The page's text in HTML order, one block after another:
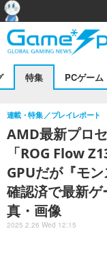
特集 PCゲーム
AMD最新プロ
「ROG Flow
GPUだが『モ
確認済で最新
真・画像
連載・特集 プレイレポート
2025.2.26 Wed 12:15